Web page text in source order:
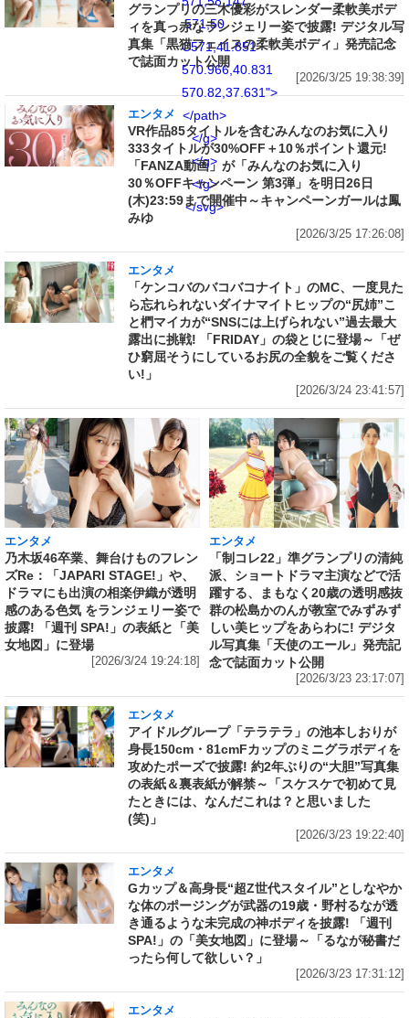
571,50
C571,41.851
570.966,40.831
570.82,37.631">
</path>
</g>
</g>
</g>
</svg>
グランプリの三木優彩がスレンダー柔軟美ボデ
ィを真っ赤なランジェリー姿で披露! デジタル写
真集「黒猫フェイスの柔軟美ボディ」発売記念
で誌面カット公開
[2026/3/25 19:38:39]
エンタメ
VR作品85タイトルを含むみんなのお気に入り
333タイトルが30%OFF＋10％ポイント還元!
「FANZA動画」が「みんなのお気に入り
30％OFFキャンペーン 第3弾」を明日26日
(木)23:59まで開催中～キャンペーンガールは鳳
みゆ
[2026/3/25 17:26:08]
エンタメ
「ケンコバのバコバコナイト」のMC、一度見た
ら忘れられないダイナマイトヒップの“尻姉”こ
と椚マイカが“SNSには上げられない”過去最大
露出に挑戦! 「FRIDAY」の袋とじに登場～「ぜ
ひ窮屈そうにしているお尻の全貌をご覧くださ
い!」
[2026/3/24 23:41:57]
エンタメ
乃木坂46卒業、舞台けものフレン
ズRe：「JAPARI STAGE!」や、
ドラマにも出演の相楽伊織が透明
感のある色気 をランジェリー姿で
披露! 「週刊 SPA!」の表紙と「美
女地図」に登場
[2026/3/24 19:24:18]
エンタメ
「制コレ22」準グランプリの清純
派、ショートドラマ主演などで活
躍する、まもなく20歳の透明感抜
群の松島かのんが教室でみずみず
しい美ヒップをあらわに! デジタ
ル写真集「天使のエール」発売記
念で誌面カット公開
[2026/3/23 23:17:07]
エンタメ
アイドルグループ「テラテラ」の池本しおりが
身長150cm・81cmFカップのミニグラボディを
攻めたポーズで披露! 約2年ぶりの“大胆”写真集
の表紙＆裏表紙が解禁～「スケスケで初めて見
たときには、なんだこれは？と思いました
(笑)」
[2026/3/23 19:22:40]
エンタメ
Gカップ＆高身長“超Z世代スタイル”としなやか
な体のポージングが武器の19歳・野村るなが透
き通るような未完成の神ボディを披露! 「週刊
SPA!」の「美女地図」に登場～「るなが秘書だ
ったら何して欲しい？」
[2026/3/23 17:31:12]
エンタメ